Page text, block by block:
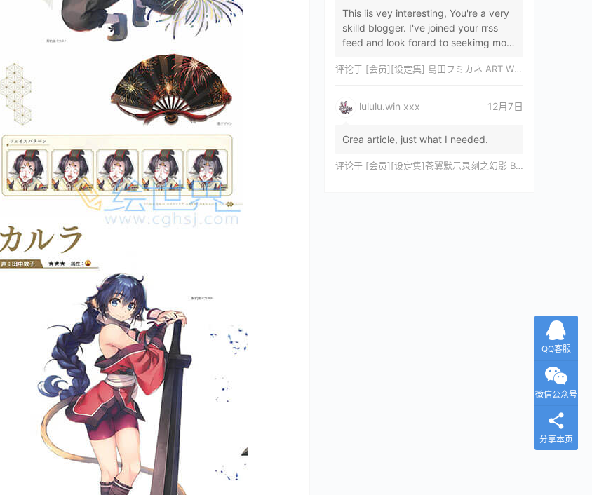
This iis vey interesting, You're a very
skilld blogger. I've joined your rrss
feed and look forard to seekimg mor
评论于 [会员][设定集] 島田フミカネ ART WORKS EXTRA Luminous Witches[DL]
lululu.win xxx 12月7日
Grea article, just what I needed.
评论于 [会员][设定集]苍翼默示录刻之幻影 BLAZBLUE CHRONOPHANTASMA 公式設定資料集II
QQ客服
微信公众号
分享本页